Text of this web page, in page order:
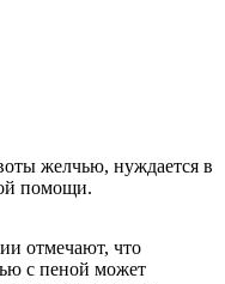
желчью, нуждается в
помощи.
отмечают, что
с пеной может